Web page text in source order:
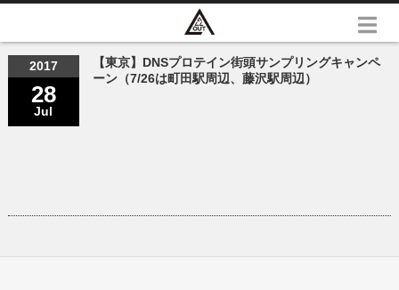
2017
28
Jul
【東京】DNSプロテイン街頭サンプリングキャンペ
ーン（7/26は町田駅周辺、藤沢駅周辺）